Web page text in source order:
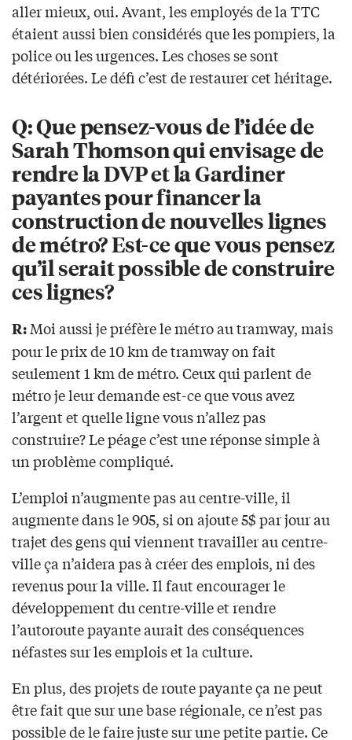
aller mieux, oui. Avant, les employés de la TTC
étaient aussi bien considérés que les pompiers, la
police ou les urgences. Les choses se sont
détériorées. Le défi c’est de restaurer cet héritage.
Q: Que pensez-vous de l’idée de
Sarah Thomson qui envisage de
rendre la DVP et la Gardiner
payantes pour financer la
construction de nouvelles lignes
de métro? Est-ce que vous pensez
qu’il serait possible de construire
ces lignes?
R:Moi aussi je préfère le métro au tramway, mais
pour le prix de 10 km de tramway on fait
seulement 1 km de métro. Ceux qui parlent de
métro je leur demande est-ce que vous avez
l’argent et quelle ligne vous n’allez pas
construire? Le péage c’est une réponse simple à
un problème compliqué.
L’emploi n’augmente pas au centre-ville, il
augmente dans le 905, si on ajoute 5$ par jour au
trajet des gens qui viennent travailler au centre-
ville ça n’aidera pas à créer des emplois, ni des
revenus pour la ville. Il faut encourager le
développement du centre-ville et rendre
l’autoroute payante aurait des conséquences
néfastes sur les emplois et la culture.
En plus, des projets de route payante ça ne peut
être fait que sur une base régionale, ce n’est pas
possible de le faire juste sur une petite partie. Ce